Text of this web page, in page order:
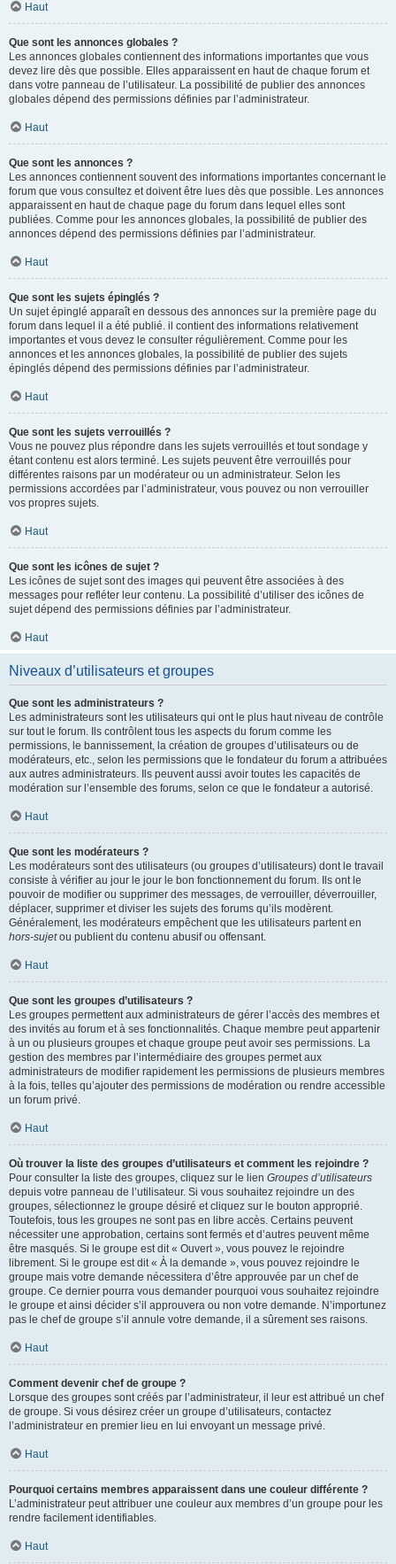
Haut
Que sont les annonces globales ?
Les annonces globales contiennent des informations importantes que vous
devez lire dès que possible. Elles apparaissent en haut de chaque forum et
dans votre panneau de l’utilisateur. La possibilité de publier des annonces
globales dépend des permissions définies par l’administrateur.
Haut
Que sont les annonces ?
Les annonces contiennent souvent des informations importantes concernant le
forum que vous consultez et doivent être lues dès que possible. Les annonces
apparaissent en haut de chaque page du forum dans lequel elles sont
publiées. Comme pour les annonces globales, la possibilité de publier des
annonces dépend des permissions définies par l’administrateur.
Haut
Que sont les sujets épinglés ?
Un sujet épinglé apparaît en dessous des annonces sur la première page du
forum dans lequel il a été publié. il contient des informations relativement
importantes et vous devez le consulter régulièrement. Comme pour les
annonces et les annonces globales, la possibilité de publier des sujets
épinglés dépend des permissions définies par l’administrateur.
Haut
Que sont les sujets verrouillés ?
Vous ne pouvez plus répondre dans les sujets verrouillés et tout sondage y
étant contenu est alors terminé. Les sujets peuvent être verrouillés pour
différentes raisons par un modérateur ou un administrateur. Selon les
permissions accordées par l’administrateur, vous pouvez ou non verrouiller
vos propres sujets.
Haut
Que sont les icônes de sujet ?
Les icônes de sujet sont des images qui peuvent être associées à des
messages pour refléter leur contenu. La possibilité d’utiliser des icônes de
sujet dépend des permissions définies par l’administrateur.
Haut
Niveaux d’utilisateurs et groupes
Que sont les administrateurs ?
Les administrateurs sont les utilisateurs qui ont le plus haut niveau de contrôle
sur tout le forum. Ils contrôlent tous les aspects du forum comme les
permissions, le bannissement, la création de groupes d’utilisateurs ou de
modérateurs, etc., selon les permissions que le fondateur du forum a attribuées
aux autres administrateurs. Ils peuvent aussi avoir toutes les capacités de
modération sur l’ensemble des forums, selon ce que le fondateur a autorisé.
Haut
Que sont les modérateurs ?
Les modérateurs sont des utilisateurs (ou groupes d’utilisateurs) dont le travail
consiste à vérifier au jour le jour le bon fonctionnement du forum. Ils ont le
pouvoir de modifier ou supprimer des messages, de verrouiller, déverrouiller,
déplacer, supprimer et diviser les sujets des forums qu’ils modèrent.
Généralement, les modérateurs empêchent que les utilisateurs partent en
hors-sujetou publient du contenu abusif ou offensant.
Haut
Que sont les groupes d’utilisateurs ?
Les groupes permettent aux administrateurs de gérer l’accès des membres et
des invités au forum et à ses fonctionnalités. Chaque membre peut appartenir
à un ou plusieurs groupes et chaque groupe peut avoir ses permissions. La
gestion des membres par l’intermédiaire des groupes permet aux
administrateurs de modifier rapidement les permissions de plusieurs membres
à la fois, telles qu’ajouter des permissions de modération ou rendre accessible
un forum privé.
Haut
Où trouver la liste des groupes d’utilisateurs et comment les rejoindre ?
Pour consulter la liste des groupes, cliquez sur le lien Groupes d’utilisateurs
depuis votre panneau de l’utilisateur. Si vous souhaitez rejoindre un des
groupes, sélectionnez le groupe désiré et cliquez sur le bouton approprié.
Toutefois, tous les groupes ne sont pas en libre accès. Certains peuvent
nécessiter une approbation, certains sont fermés et d’autres peuvent même
être masqués. Si le groupe est dit « Ouvert », vous pouvez le rejoindre
librement. Si le groupe est dit « À la demande », vous pouvez rejoindre le
groupe mais votre demande nécessitera d’être approuvée par un chef de
groupe. Ce dernier pourra vous demander pourquoi vous souhaitez rejoindre
le groupe et ainsi décider s’il approuvera ou non votre demande. N’importunez
pas le chef de groupe s’il annule votre demande, il a sûrement ses raisons.
Haut
Comment devenir chef de groupe ?
Lorsque des groupes sont créés par l’administrateur, il leur est attribué un chef
de groupe. Si vous désirez créer un groupe d’utilisateurs, contactez
l’administrateur en premier lieu en lui envoyant un message privé.
Haut
Pourquoi certains membres apparaissent dans une couleur différente ?
L’administrateur peut attribuer une couleur aux membres d’un groupe pour les
rendre facilement identifiables.
Haut